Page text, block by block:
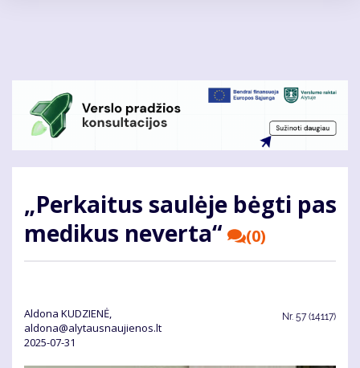
„Perkaitus saulėje bėgti pas
medikus neverta“
(0)
Aldona KUDZIENĖ,
aldona@alytausnaujienos.lt
2025-07-31
Nr. 57 (14117)